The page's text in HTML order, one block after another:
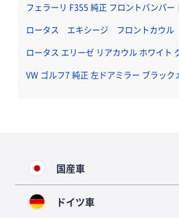
フェラーリ F355 純正 フロントバンパー
ロータス エキシージ フロントカウル
ロータス エリーゼ リアカウル ホワイト
VW ゴルフ7 純正 左ドアミラー ブラック
国産車
ドイツ車